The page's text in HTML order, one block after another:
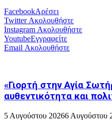
FacebookΑρέσει
TwitterΑκολουθήστε
Instagram Ακολουθήστε
YoutubeΕγγραφείτε
Email Ακολουθήστε
«Γιορτή στην Αγία
αυθεντικότητα και
5 Αυγούστου 20266 Αυγούστου